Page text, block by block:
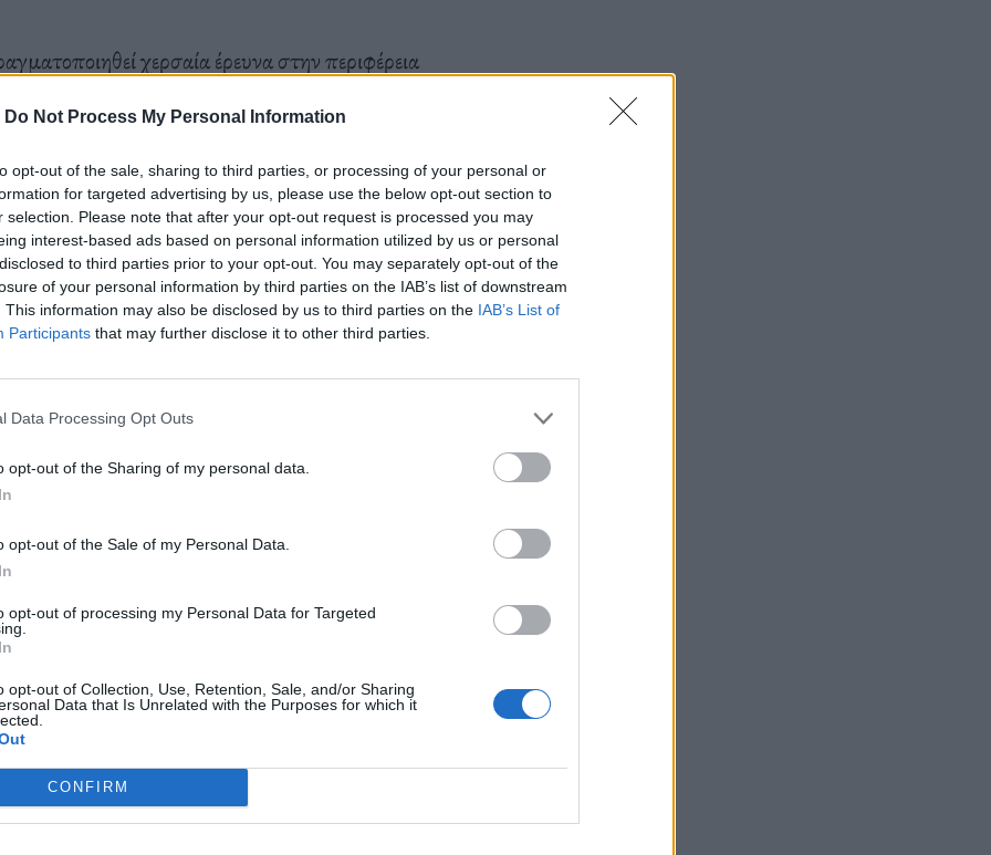
Do Not Process My Personal Information
opt-out of the sale, sharing to third parties, or processing of your personal or
for targeted advertising by us, please use the below opt-out section to
selection. Please note that after your opt-out request is processed you may
interest-based ads based on personal information utilized by us or personal
to third parties prior to your opt-out. You may separately opt-out of the
of your personal information by third parties on the IAB’s list of downstream
This information may also be disclosed by us to third parties on the IAB’s List of
Participants that may further disclose it to other third parties.
Data Processing Opt Outs
opt-out of the Sharing of my personal data.
opt-out of the Sale of my Personal Data.
opt-out of processing my Personal Data for Targeted
opt-out of Collection, Use, Retention, Sale, and/or Sharing
Data that Is Unrelated with the Purposes for which it
CONFIRM
χερσαία έρευνα στην περιφέρεια
χθες τον πολωνικό εναέριο χώρο»,
X η διοίκηση επιχειρήσεων του
πως κανένα στοιχείο του αντικεμένου δεν
χθες, Παρασκευή, πως το
μετά την είσοδό του σ’ αυτόν από την πλευρά
που διεξάγεται κοντά στην πόλη Ζάμος στη
επιχειρήσεων των πολωνικών ενόπλων
κάλεσε τον ρώσο επιτετραμμένο για να ζητήσει